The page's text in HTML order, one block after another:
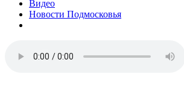
Видео
Новости Подмосковья